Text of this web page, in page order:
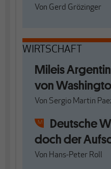
Von Gerd Grözinger
WIRTSCHAFT
Mileis
von
Von Sergio Martin
Deutsche
doch der
Von Hans-Peter Roll